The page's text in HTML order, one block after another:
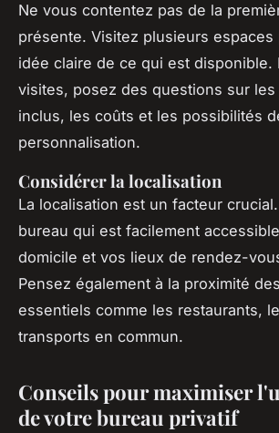
Ne vous contentez pas de la
présente. Visitez plusieurs espaces
idée claire de ce qui est disponible.
visites, posez des questions sur les
inclus, les coûts et les possibilités
personnalisation.
Considérer la localisation
La localisation est un facteur
bureau qui est facilement
domicile et vos lieux de rendez-
Pensez également à la proximité
essentiels comme les restaurants,
transports en commun.
Conseils pour maximiser
de votre bureau privatif